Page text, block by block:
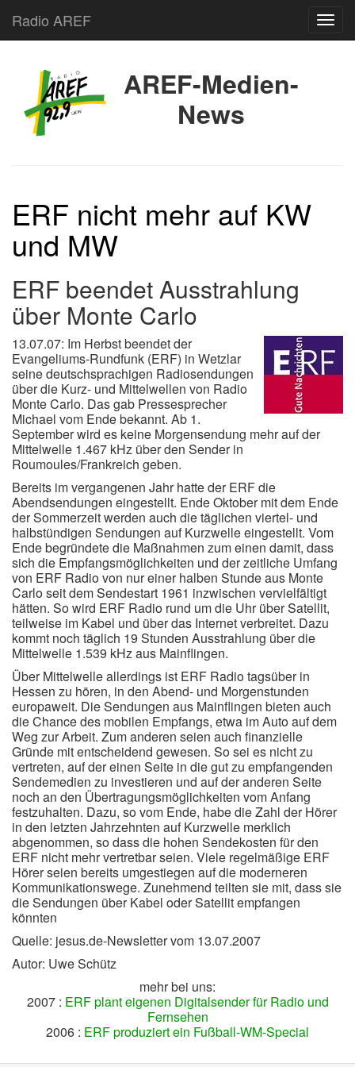
Radio AREF
AREF-Medien-
News
ERF nicht mehr auf KW
und MW
ERF beendet Ausstrahlung
über Monte Carlo
13.07.07: Im Herbst beendet der
Evangeliums-Rundfunk (ERF) in Wetzlar
seine deutschsprachigen Radiosendungen
über die Kurz- und Mittelwellen von Radio
Monte Carlo. Das gab Pressesprecher
Michael vom Ende bekannt. Ab 1.
September wird es keine Morgensendung mehr auf der
Mittelwelle 1.467 kHz über den Sender in
Roumoules/Frankreich geben.
Bereits im vergangenen Jahr hatte der ERF die
Abendsendungen eingestellt. Ende Oktober mit dem Ende
der Sommerzeit werden auch die täglichen viertel- und
halbstündigen Sendungen auf Kurzwelle eingestellt. Vom
Ende begründete die Maßnahmen zum einen damit, dass
sich die Empfangsmöglichkeiten und der zeitliche Umfang
von ERF Radio von nur einer halben Stunde aus Monte
Carlo seit dem Sendestart 1961 inzwischen vervielfältigt
hätten. So wird ERF Radio rund um die Uhr über Satellit,
teilweise im Kabel und über das Internet verbreitet. Dazu
kommt noch täglich 19 Stunden Ausstrahlung über die
Mittelwelle 1.539 kHz aus Mainflingen.
Über Mittelwelle allerdings ist ERF Radio tagsüber in
Hessen zu hören, in den Abend- und Morgenstunden
europaweit. Die Sendungen aus Mainflingen bieten auch
die Chance des mobilen Empfangs, etwa im Auto auf dem
Weg zur Arbeit. Zum anderen seien auch finanzielle
Gründe mit entscheidend gewesen. So sei es nicht zu
vertreten, auf der einen Seite in die gut zu empfangenden
Sendemedien zu investieren und auf der anderen Seite
noch an den Übertragungsmöglichkeiten vom Anfang
festzuhalten. Dazu, so vom Ende, habe die Zahl der Hörer
in den letzten Jahrzehnten auf Kurzwelle merklich
abgenommen, so dass die hohen Sendekosten für den
ERF nicht mehr vertretbar seien. Viele regelmäßige ERF
Hörer seien bereits umgestiegen auf die moderneren
Kommunikationswege. Zunehmend teilten sie mit, dass sie
die Sendungen über Kabel oder Satellit empfangen
könnten
Quelle: jesus.de-Newsletter vom 13.07.2007
Autor: Uwe Schütz
mehr bei uns:
2007 : ERF plant eigenen Digitalsender für Radio und
Fernsehen
2006 : ERF produziert ein Fußball-WM-Special